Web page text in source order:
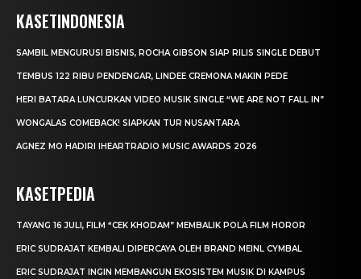
KASETINDONESIA
SAMBIL MENGURUSI BISNIS, ROCHA GIBSON SIAP RILIS SINGLE DEBUT
TEMBUS 122 RIBU PENDENGAR, LINDEE CREMONA MAKIN PEDE
HERI BATARA LUNCURKAN VIDEO MUSIK SINGLE “WE ARE NOT FALL IN”
WONGALAS COMEBACK! SIAPKAN TUR NUSANTARA
AGNEZ MO HADIRI IHEARTRADIO MUSIC AWARDS 2026
KASETPEDIA
TAYANG 16 JULI, FILM “CEK KHODAM” MEMBALIK POLA FILM HOROR
ERIC SUDRAJAT KEMBALI DIPERCAYA OLEH BRAND MEINL CYMBAL
ERIC SUDRAJAT INGIN MEMBANGUN EKOSISTEM MUSIK DI KAMPUS